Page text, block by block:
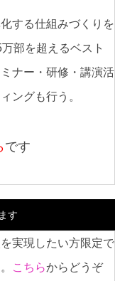
する仕組みづくりを
部を超えるベスト
ナー・研修・講演活
ングも行う。
です
す
実現したい方限定で
こちらからどうぞ